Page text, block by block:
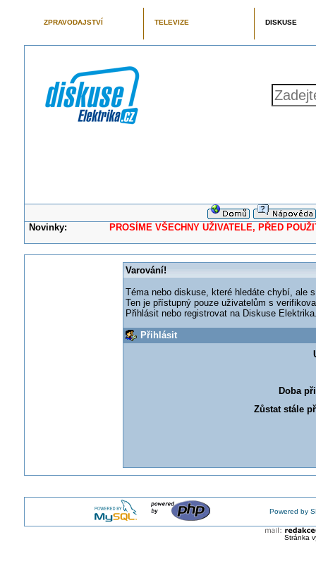
ZPRAVODAJSTVÍ TELEVIZE DISKUSE
Novinky: PROSÍME VŠECHNY UŽIVATELE, PŘED
Varování!
Téma nebo diskuse, které hledáte chybí, ale
Ten je přístupný pouze uživatelům s
Přihlásit nebo registrovat na Diskuse
Přihlásit
Doba
Zůstat stále
Powered by
Stránka